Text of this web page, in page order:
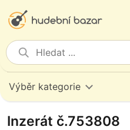
Výběr kategorie
Inzerát č.753808